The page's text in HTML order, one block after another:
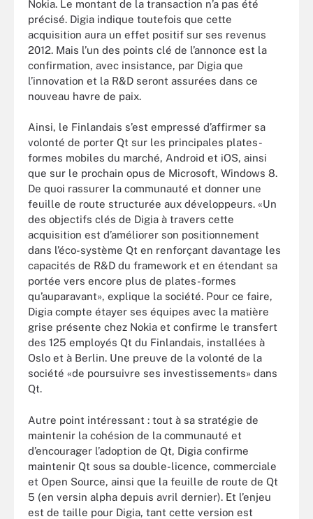
Nokia. Le montant de la transaction n’a pas été
précisé. Digia indique toutefois que cette
acquisition aura un effet positif sur ses revenus
2012. Mais l’un des points clé de l’annonce est la
confirmation, avec insistance, par Digia que
l’innovation et la R&D seront assurées dans ce
nouveau havre de paix.
Ainsi, le Finlandais s’est empressé d’affirmer sa
volonté de porter Qt sur les principales plates-
formes mobiles du marché, Android et iOS, ainsi
que sur le prochain opus de Microsoft, Windows 8.
De quoi rassurer la communauté et donner une
feuille de route structurée aux développeurs. «Un
des objectifs clés de Digia à travers cette
acquisition est d’améliorer son positionnement
dans l’éco-système Qt en renforçant davantage les
capacités de R&D du framework et en étendant sa
portée vers encore plus de plates-formes
qu’auparavant», explique la société. Pour ce faire,
Digia compte étayer ses équipes avec la matière
grise présente chez Nokia et confirme le transfert
des 125 employés Qt du Finlandais, installées à
Oslo et à Berlin. Une preuve de la volonté de la
société «de poursuivre ses investissements» dans
Qt.
Autre point intéressant : tout à sa stratégie de
maintenir la cohésion de la communauté et
d’encourager l’adoption de Qt, Digia confirme
maintenir Qt sous sa double-licence, commerciale
et Open Source, ainsi que la feuille de route de Qt
5 (en versin alpha depuis avril dernier). Et l’enjeu
est de taille pour Digia, tant cette version est